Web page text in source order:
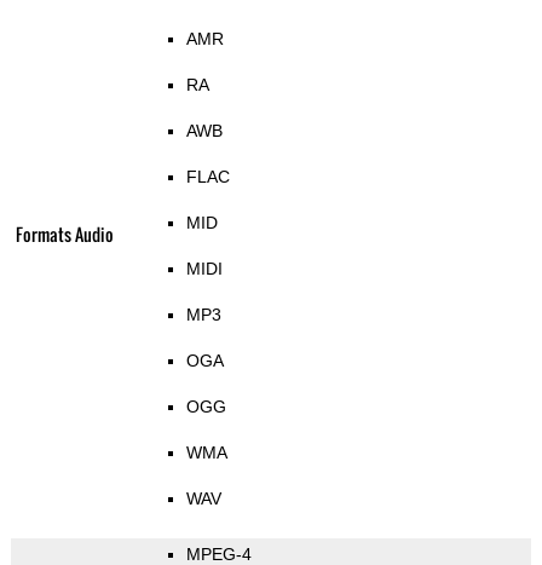
Formats Audio
AMR
RA
AWB
FLAC
MID
MIDI
MP3
OGA
OGG
WMA
WAV
MPEG-4